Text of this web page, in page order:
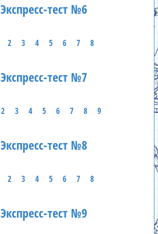
Экспресс-тест №6
2 3 4 5 6 7 8
Экспресс-тест №7
2 3 4 5 6 7 8 9
Экспресс-тест №8
2 3 4 5 6 7 8
Экспресс-тест №9